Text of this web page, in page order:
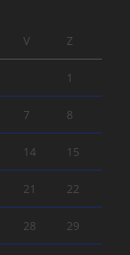
V Z
1
7 8
14 15
21 22
28 29